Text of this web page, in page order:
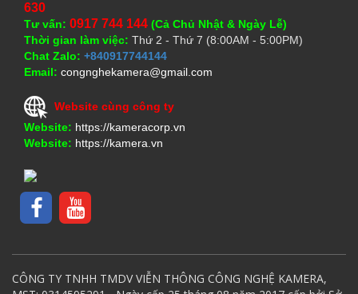
630
Tư vấn: 0917 744 144 (Cả Chủ Nhật & Ngày Lễ)
Thời gian làm việc: Thứ 2 - Thứ 7 (8:00AM - 5:00PM)
Chat Zalo: +840917744144
Email: congnghekamera@gmail.com
Website cùng công ty
Website: https://kameracorp.vn
Website: https://kamera.vn
CÔNG TY TNHH TMDV VIỄN THÔNG CÔNG NGHỆ KAMERA,